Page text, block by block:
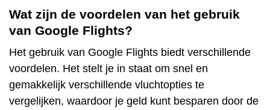
Wat zijn de voordelen van het gebruik
van Google Flights?
Het gebruik van Google Flights biedt verschillende
voordelen. Het stelt je in staat om snel en
gemakkelijk verschillende vluchtopties te
vergelijken, waardoor je geld kunt besparen door de